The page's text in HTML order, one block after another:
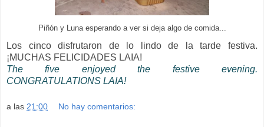
Piñón y Luna esperando a ver si deja algo de comida...
Los cinco disfrutaron de lo lindo de la tarde festiva.
¡MUCHAS FELICIDADES LAIA!
The five enjoyed the festive evening.
CONGRATULATIONS LAIA!
a las 21:00 No hay comentarios: